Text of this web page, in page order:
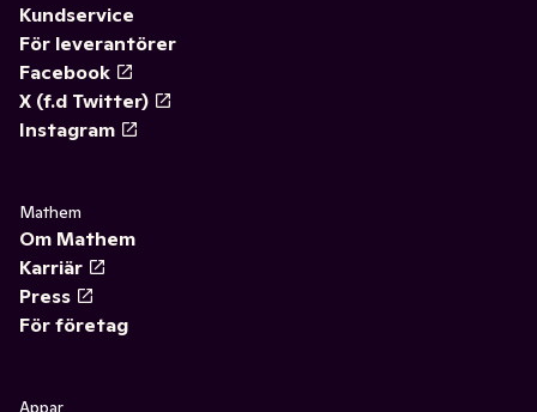
Kundservice
För leverantörer
Facebook
X (f.d Twitter)
Instagram
Mathem
Om Mathem
Karriär
Press
För företag
Appar